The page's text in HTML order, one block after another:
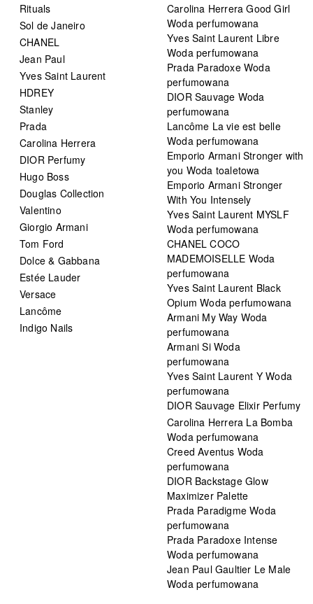
Rituals
Sol de Janeiro
CHANEL
Jean Paul
Yves Saint Laurent
HDREY
Stanley
Prada
Carolina Herrera
DIOR Perfumy
Hugo Boss
Douglas Collection
Valentino
Giorgio Armani
Tom Ford
Dolce & Gabbana
Estée Lauder
Versace
Lancôme
Indigo Nails
Carolina Herrera Good Girl
Woda perfumowana
Yves Saint Laurent Libre
Woda perfumowana
Prada Paradoxe Woda
perfumowana
DIOR Sauvage Woda
perfumowana
Lancôme La vie est belle
Woda perfumowana
Emporio Armani Stronger with
you Woda toaletowa
Emporio Armani Stronger
With You Intensely
Yves Saint Laurent MYSLF
Woda perfumowana
CHANEL COCO
MADEMOISELLE Woda
perfumowana
Yves Saint Laurent Black
Opium Woda perfumowana
Armani My Way Woda
perfumowana
Armani Si Woda
perfumowana
Yves Saint Laurent Y Woda
perfumowana
DIOR Sauvage Elixir Perfumy
Carolina Herrera La Bomba
Woda perfumowana
Creed Aventus Woda
perfumowana
DIOR Backstage Glow
Maximizer Palette
Prada Paradigme Woda
perfumowana
Prada Paradoxe Intense
Woda perfumowana
Jean Paul Gaultier Le Male
Woda perfumowana